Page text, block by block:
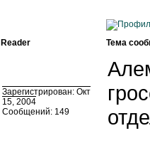
Reader Тема
Зарегистрирован: Окт
15, 2004
Сообщений: 149